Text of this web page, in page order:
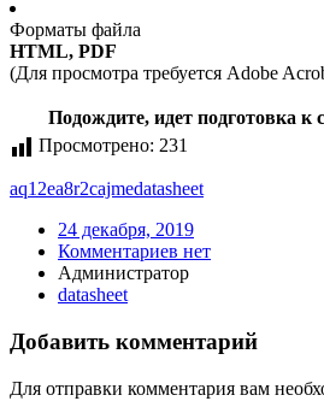
Форматы файла
HTML, PDF
(Для просмотра требуется Adobe
Подождите, идет подготовка к
Просмотрено: 231
aq12ea8r2cajmedatasheet
24 декабря, 2019
Комментариев нет
Администратор
datasheet
Добавить комментарий
Для отправки комментария вам